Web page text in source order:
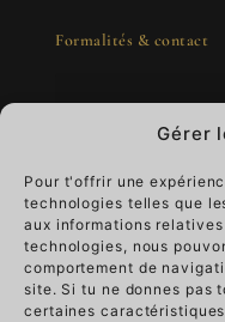
Gérer
Pour t'offrir une
technologies telles que
aux informations
technologies, nous
comportement de
site. Si tu ne donnes pas
certaines
Formalités & contact
L'art à emporter - un
Imagine que ton
quotidien.